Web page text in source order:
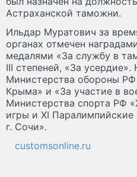
Астраханской таможни.
Ильдар Муратович за
органах отмечен
медалями «За службу в
III степеней, «За
Министерства обороны
Крыма» и «За участие в
Министерства спорта РФ
игры и XI Паралимпийские
г. Сочи».
customsonline.ru